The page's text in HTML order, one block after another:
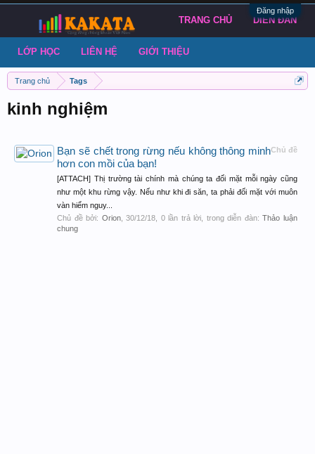
Đăng nhập
Trang chủ Tags
kinh nghiệm
Chủ đề
Bạn sẽ chết trong rừng nếu không thông minh
hơn con mồi của bạn!
[ATTACH] Thị trường tài chính mà chúng ta đối mặt mỗi ngày cũng
như một khu rừng vậy. Nếu như khi đi săn, ta phải đối mặt với muôn
vàn hiểm nguy...
Chủ đề bởi: Orion,30/12/18 , 0 lần trả lời, trong diễn đàn:Thảo luận
chung
TRANG CHỦ DIỄN ĐÀN
LỚP HỌC LIÊN HỆ GIỚI THIỆU